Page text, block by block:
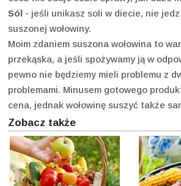
Sól - jeśli unikasz soli w diecie, nie
suszonej wołowiny.
Moim zdaniem suszona wołowina to
przekąska, a jeśli spożywamy ją w
pewno nie będziemy mieli problemu z
problemami. Minusem gotowego
cena, jednak wołowinę suszyć także
Zobacz także